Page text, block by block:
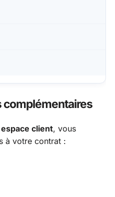
complémentaires
client, vous
à votre contrat :